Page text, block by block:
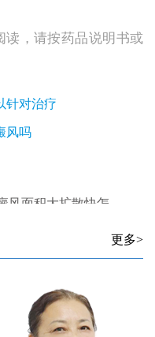
读，请按药品说明书或
针对治疗
风吗
更多>